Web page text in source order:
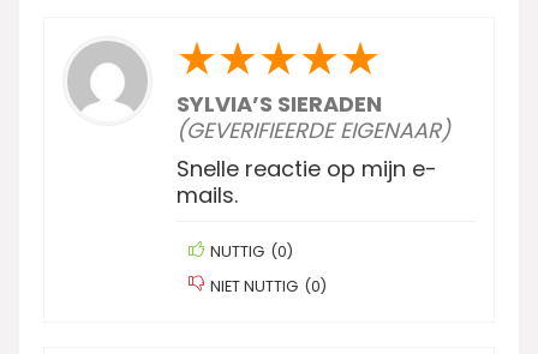
★★★★★
SYLVIA’S SIERADEN
(GEVERIFIEERDE EIGENAAR)
Snelle reactie op mijn e-
mails.
NUTTIG (0)
NIET NUTTIG (0)